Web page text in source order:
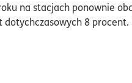
na stacjach ponownie
dotychczasowych 8